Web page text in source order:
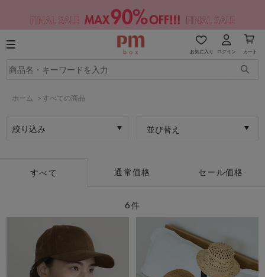
お気に入り ログイン カート
ホーム > すべての商品
絞り込み 並び替え
すべて 通常価格 セール価格
6件